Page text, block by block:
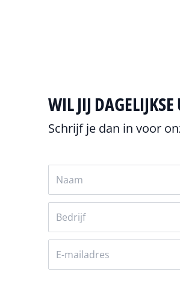
WIL JIJ
Schrijf je dan in voor